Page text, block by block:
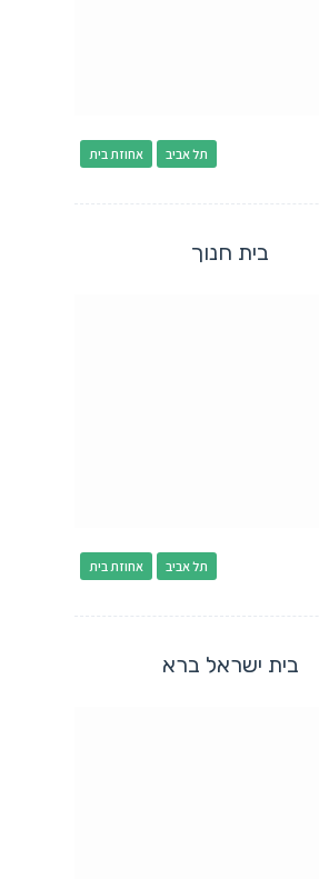
אחוזת בית תל אביב
בית חנוך
אחוזת בית תל אביב
בית ישראל ברא